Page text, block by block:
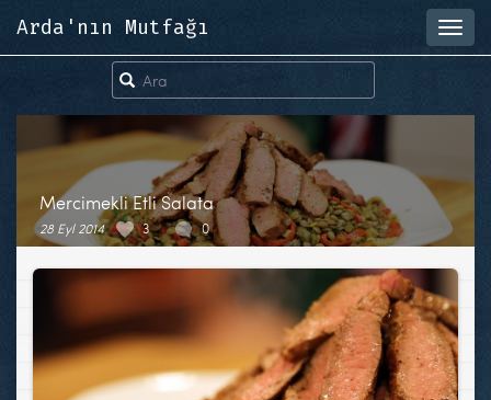
Arda'nın Mutfağı
Mercimekli Etli Salata
28 Eyl 2014 3 0